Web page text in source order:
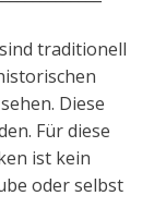
traditionell
Diese
Für diese
ist kein
oder selbst